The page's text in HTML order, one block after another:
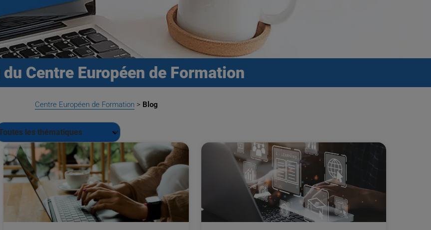
du Centre Européen de Formation
Centre Européen de Formation > Blog